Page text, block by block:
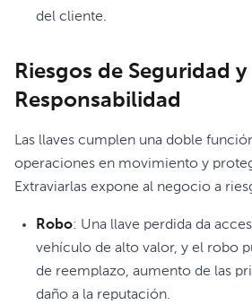
del cliente.
Riesgos de Seguridad y
Responsabilidad
Las llaves cumplen una doble
operaciones en movimiento y
Extraviarlas expone al negocio a
Robo: Una llave perdida da
vehículo de alto valor, y el robo
de reemplazo, aumento de las
daño a la reputación.